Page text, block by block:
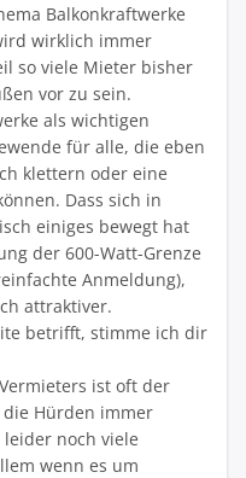
Balkonkraftwerke
wirklich immer
so viele Mieter bisher
vor zu sein.
als wichtigen
für alle, die eben
klettern oder eine
Dass sich in
einiges bewegt hat
der 600-Watt-Grenze
Anmeldung),
attraktiver.
betrifft, stimme ich dir
ist oft der
die Hürden immer
leider noch viele
wenn es um